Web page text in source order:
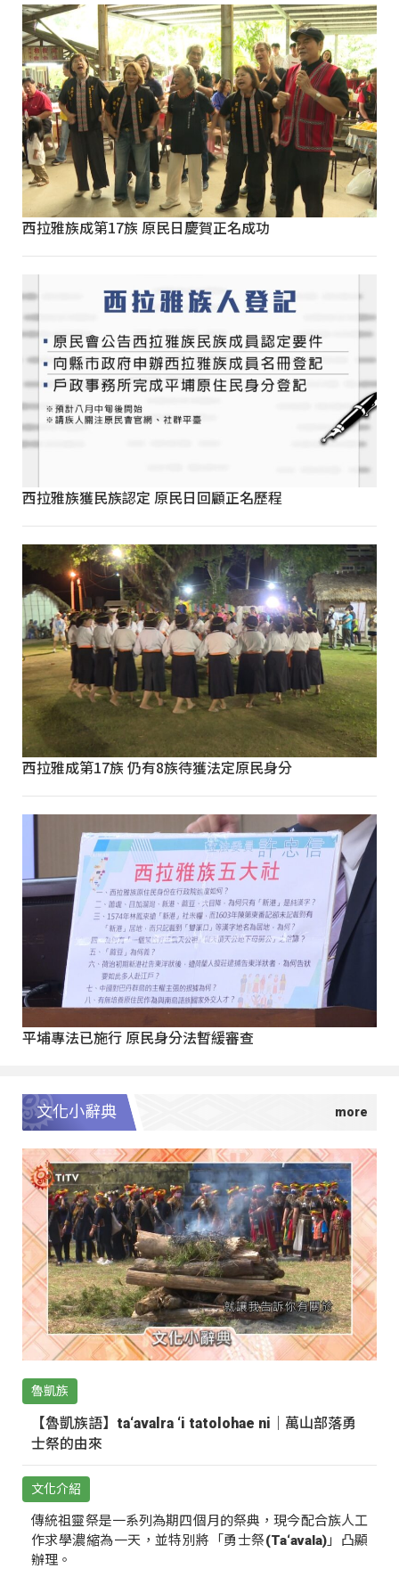
西拉雅族成第17族 原民日慶賀正名成功
西拉雅族獲民族認定 原民日回顧正名歷程
西拉雅成第17族 仍有8族待獲法定原民身分
平埔專法已施行 原民身分法暫緩審查
文化小辭典
魯凱族
【魯凱族語】ta‘avalra ‘i tatolohae ni｜萬山部落勇
士祭的由來
文化介紹
傳統祖靈祭是一系列為期四個月的祭典，現今配合族人工
作求學濃縮為一天，並特別將「勇士祭(Ta‘avala)」凸顯
辦理。